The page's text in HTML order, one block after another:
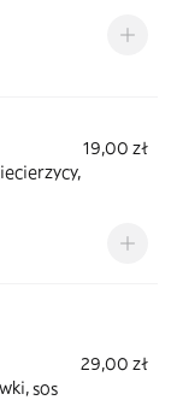
19,00 zł
29,00 zł
sos